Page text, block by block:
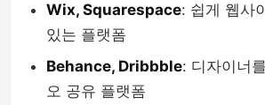
Wix, Squarespace: 쉽게 웹사
있는 플랫폼
Behance, Dribbble: 디자이너
오 공유 플랫폼